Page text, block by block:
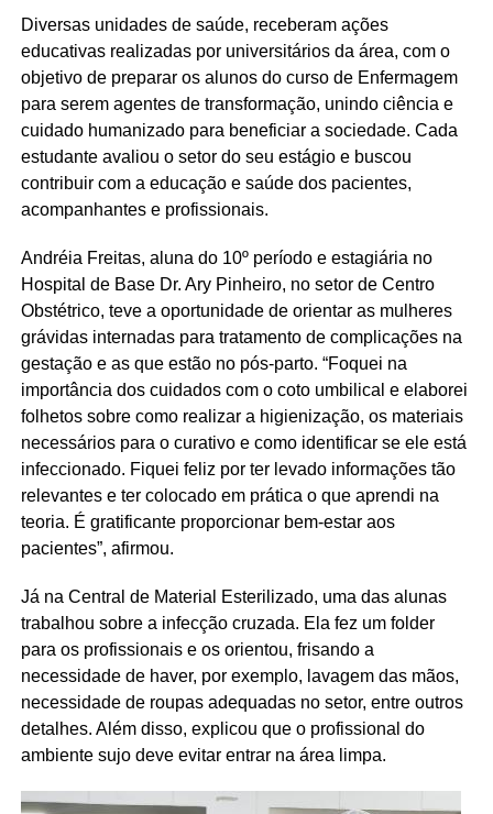
Diversas unidades de saúde, receberam ações
educativas realizadas por universitários da área, com o
objetivo de preparar os alunos do curso de Enfermagem
para serem agentes de transformação, unindo ciência e
cuidado humanizado para beneficiar a sociedade. Cada
estudante avaliou o setor do seu estágio e buscou
contribuir com a educação e saúde dos pacientes,
acompanhantes e profissionais.
Andréia Freitas, aluna do 10º período e estagiária no
Hospital de Base Dr. Ary Pinheiro, no setor de Centro
Obstétrico, teve a oportunidade de orientar as mulheres
grávidas internadas para tratamento de complicações na
gestação e as que estão no pós-parto. “Foquei na
importância dos cuidados com o coto umbilical e elaborei
folhetos sobre como realizar a higienização, os materiais
necessários para o curativo e como identificar se ele está
infeccionado. Fiquei feliz por ter levado informações tão
relevantes e ter colocado em prática o que aprendi na
teoria. É gratificante proporcionar bem-estar aos
pacientes”, afirmou.
Já na Central de Material Esterilizado, uma das alunas
trabalhou sobre a infecção cruzada. Ela fez um folder
para os profissionais e os orientou, frisando a
necessidade de haver, por exemplo, lavagem das mãos,
necessidade de roupas adequadas no setor, entre outros
detalhes. Além disso, explicou que o profissional do
ambiente sujo deve evitar entrar na área limpa.